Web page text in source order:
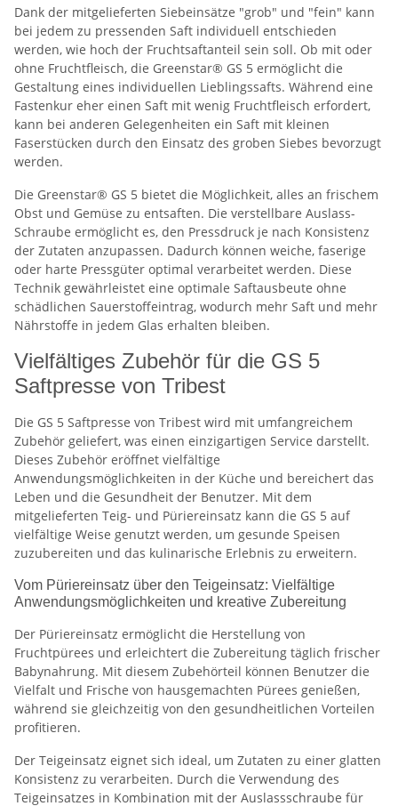
Dank der mitgelieferten Siebeinsätze "grob" und "fein" kann
bei jedem zu pressenden Saft individuell entschieden
werden, wie hoch der Fruchtsaftanteil sein soll. Ob mit oder
ohne Fruchtfleisch, die Greenstar® GS 5 ermöglicht die
Gestaltung eines individuellen Lieblingssafts. Während eine
Fastenkur eher einen Saft mit wenig Fruchtfleisch erfordert,
kann bei anderen Gelegenheiten ein Saft mit kleinen
Faserstücken durch den Einsatz des groben Siebes bevorzugt
werden.
Die Greenstar® GS 5 bietet die Möglichkeit, alles an frischem
Obst und Gemüse zu entsaften. Die verstellbare Auslass-
Schraube ermöglicht es, den Pressdruck je nach Konsistenz
der Zutaten anzupassen. Dadurch können weiche, faserige
oder harte Pressgüter optimal verarbeitet werden. Diese
Technik gewährleistet eine optimale Saftausbeute ohne
schädlichen Sauerstoffeintrag, wodurch mehr Saft und mehr
Nährstoffe in jedem Glas erhalten bleiben.
Vielfältiges Zubehör für die GS 5
Saftpresse von Tribest
Die GS 5 Saftpresse von Tribest wird mit umfangreichem
Zubehör geliefert, was einen einzigartigen Service darstellt.
Dieses Zubehör eröffnet vielfältige
Anwendungsmöglichkeiten in der Küche und bereichert das
Leben und die Gesundheit der Benutzer. Mit dem
mitgelieferten Teig- und Püriereinsatz kann die GS 5 auf
vielfältige Weise genutzt werden, um gesunde Speisen
zuzubereiten und das kulinarische Erlebnis zu erweitern.
Vom Püriereinsatz über den Teigeinsatz: Vielfältige
Anwendungsmöglichkeiten und kreative Zubereitung
Der Püriereinsatz ermöglicht die Herstellung von
Fruchtpürees und erleichtert die Zubereitung täglich frischer
Babynahrung. Mit diesem Zubehörteil können Benutzer die
Vielfalt und Frische von hausgemachten Pürees genießen,
während sie gleichzeitig von den gesundheitlichen Vorteilen
profitieren.
Der Teigeinsatz eignet sich ideal, um Zutaten zu einer glatten
Konsistenz zu verarbeiten. Durch die Verwendung des
Teigeinsatzes in Kombination mit der Auslassschraube für